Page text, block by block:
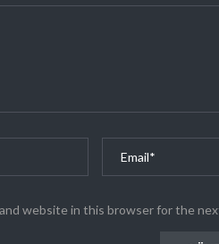
and website in this browser for the